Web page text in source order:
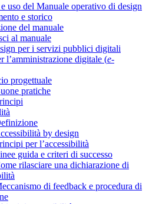
uso del Manuale operativo di design
e storico
del manuale
al manuale
per i servizi pubblici digitali
l’amministrazione digitale (e-
progettuale
pratiche
by design
per l’accessibilità
guida e criteri di successo
rilasciare una dichiarazione di
di feedback e procedura di